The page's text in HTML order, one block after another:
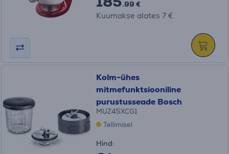
.99 €
Kuumakse alates 7 €
Kolm-ühes
mitmefunktsiooniline
purustusseade Bosch
MUZ45XCG1
Tellimisel
Hind: